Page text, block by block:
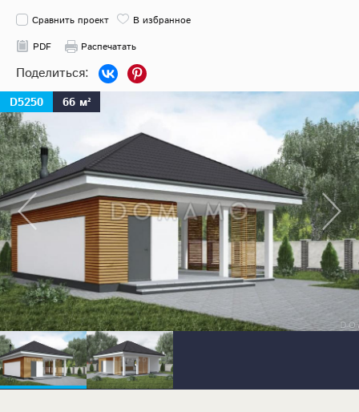
Сравнить проект
В избранное
PDF
Распечатать
D5250 66 м²